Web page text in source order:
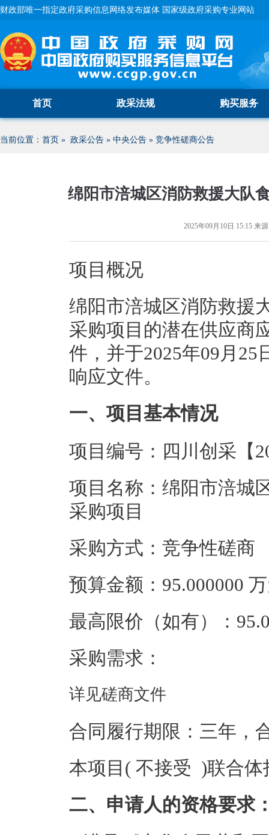
财政部唯一指定政府采购信息网络发布媒体 国家级政府采购专业网站
首页 政采法规 购买服务
当前位置： 首页 » 政采公告 » 中央公告 » 竞争性磋商公告
绵阳市涪城区消防救援大队
2025年09月10日 15:15 来
项目概况
绵阳市涪城区消防救援
采购项目的潜在供应商
件，并于2025年09月25
响应文件。
一、项目基本情况
项目编号：四川创采【
项目名称：绵阳市涪城
采购项目
采购方式：竞争性磋商
预算金额：95.000000
最高限价（如有）：
采购需求：
详见磋商文件
合同履行期限：三年，
本项目( 不接受 )联合体
二、申请人的资格要求